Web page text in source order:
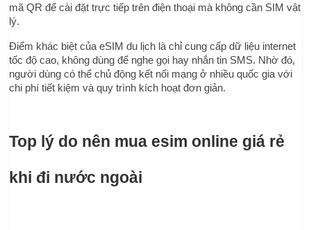
mã QR để cài đặt trực tiếp trên điện thoại mà không cần SIM vật
lý.
Điểm khác biệt của eSIM du lịch là chỉ cung cấp dữ liệu internet
tốc độ cao, không dùng để nghe gọi hay nhắn tin SMS. Nhờ đó,
người dùng có thể chủ động kết nối mạng ở nhiều quốc gia với
chi phí tiết kiệm và quy trình kích hoạt đơn giản.
Top lý do nên mua esim online giá rẻ
khi đi nước ngoài